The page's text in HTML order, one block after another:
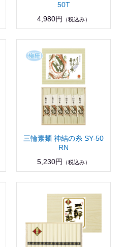
50T
4,980円
（税込み）
三輪素麺 神結の糸 SY-50
RN
5,230円 （税込み）